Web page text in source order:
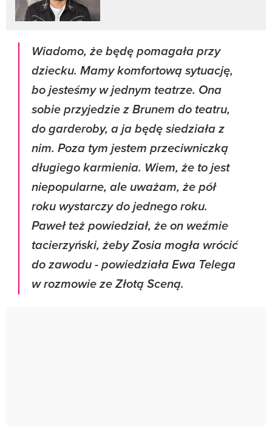
Wiadomo, że będę pomagała przy
dziecku. Mamy komfortową sytuację,
bo jesteśmy w jednym teatrze. Ona
sobie przyjedzie z Brunem do teatru,
do garderoby, a ja będę siedziała z
nim. Poza tym jestem przeciwniczką
długiego karmienia. Wiem, że to jest
niepopularne, ale uważam, że pół
roku wystarczy do jednego roku.
Paweł też powiedział, że on weźmie
tacierzyński, żeby Zosia mogła wrócić
do zawodu - powiedziała Ewa Telega
w rozmowie ze Złotą Sceną.